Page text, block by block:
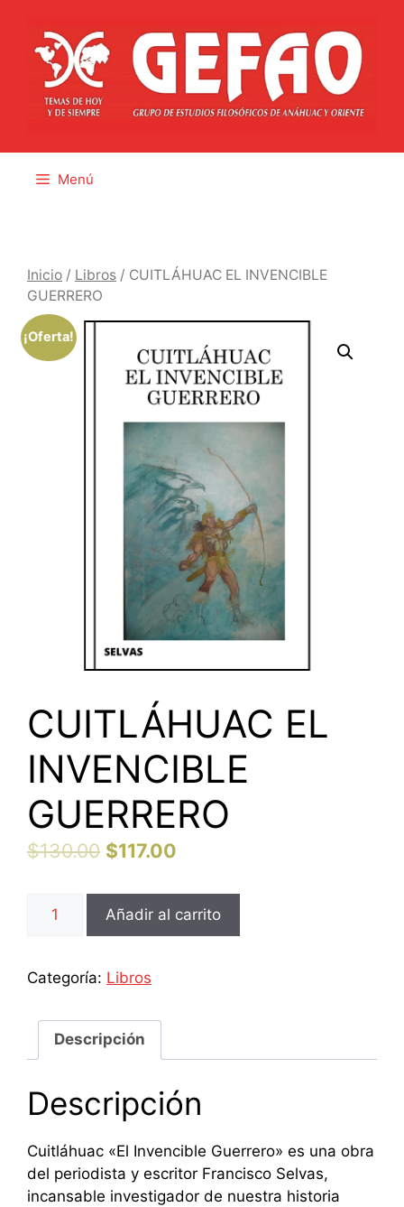
contenido
Menú
Inicio / Libros / CUITLÁHUAC EL INVENCIBLE
GUERRERO
¡Oferta!
CUITLÁHUAC EL
INVENCIBLE
GUERRERO
$130.00 $117.00
GUERRERO
Añadir al carrito
Categoría: Libros
Descripción
Descripción
Cuitláhuac «El Invencible Guerrero» es una obra
del periodista y escritor Francisco Selvas,
incansable investigador de nuestra historia